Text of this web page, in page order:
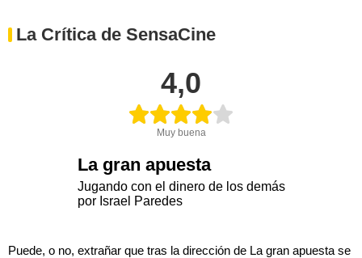
La Crítica de SensaCine
4,0
Muy buena
La gran apuesta
Jugando con el dinero de los demás
por Israel Paredes
Puede, o no, extrañar que tras la dirección de La gran apuesta se